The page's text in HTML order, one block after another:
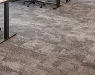
Immobilienprozess.
kennen.